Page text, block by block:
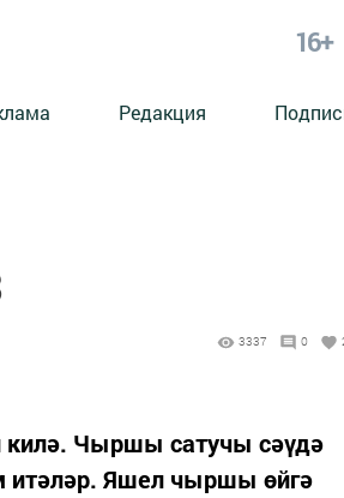
16+
Редакция
3337 0
килә. Чыршы сатучы сәүдә
итәләр. Яшел чыршы өйгә